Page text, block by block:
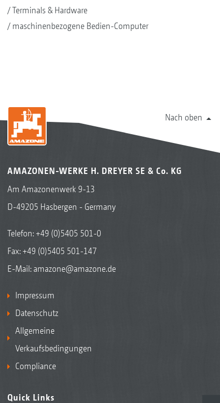
Terminals & Hardware
maschinenbezogene Bedien-Computer
Nach oben
AMAZONEN-WERKE H. DREYER SE & Co. KG
Am Amazonenwerk 9-13
D-49205 Hasbergen - Germany
Telefon:+49 (0)5405 501-0
Fax: +49 (0)5405 501-147
E-Mail: amazone@amazone.de
Impressum
Datenschutz
Allgemeine
Verkaufsbedingungen
Compliance
Quick Links